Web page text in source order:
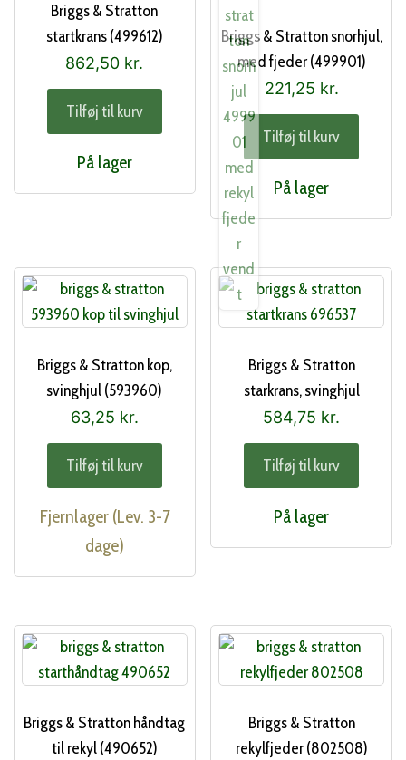
Briggs & Stratton
startkrans (499612)
862,50 kr.
Tilføj til kurv
På lager
Briggs & Stratton snorhjul,
med fjeder (499901)
221,25 kr.
Tilføj til kurv
På lager
Briggs & Stratton kop,
svinghjul (593960)
63,25 kr.
Tilføj til kurv
Fjernlager (Lev. 3-7
dage)
Briggs & Stratton
starkrans, svinghjul
(696537)
584,75 kr.
Tilføj til kurv
På lager
Briggs & Stratton håndtag
til rekyl (490652)
Briggs & Stratton
rekylfjeder (802508)